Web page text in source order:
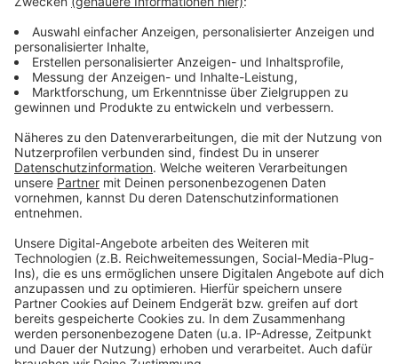
Mehr Fälle der Kindeswohlgefährdung in Leverkusen
Klinikum Leverkusen macht ordentlich Gewinn
Impfskepsis in Leverkusen: Ein wachsendes Problem
Anzeige
Anzeige